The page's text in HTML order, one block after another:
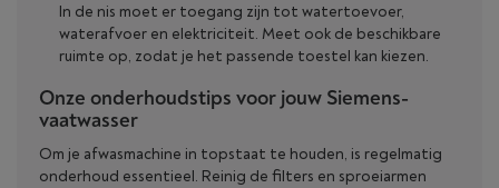
In de nis moet er toegang zijn tot watertoevoer,
waterafvoer en elektriciteit. Meet ook de beschikbare
ruimte op, zodat je het passende toestel kan kiezen.
Onze onderhoudstips voor jouw Siemens-
vaatwasser
Om je afwasmachine in topstaat te houden, is regelmatig
onderhoud essentieel. Reinig de filters en sproeiarmen